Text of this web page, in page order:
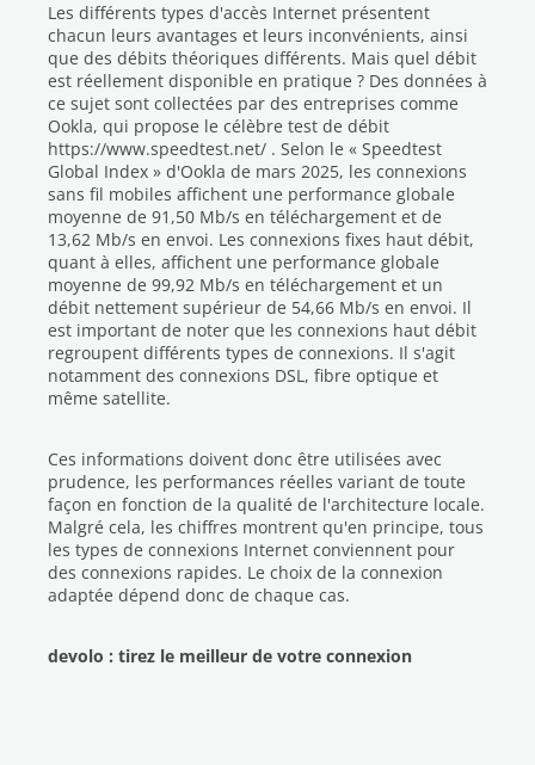
Les différents types d'accès Internet présentent
chacun leurs avantages et leurs inconvénients, ainsi
que des débits théoriques différents. Mais quel débit
est réellement disponible en pratique ? Des données à
ce sujet sont collectées par des entreprises comme
Ookla, qui propose le célèbre test de débit
https://www.speedtest.net/ . Selon le « Speedtest
Global Index » d'Ookla de mars 2025, les connexions
sans fil mobiles affichent une performance globale
moyenne de 91,50 Mb/s en téléchargement et de
13,62 Mb/s en envoi. Les connexions fixes haut débit,
quant à elles, affichent une performance globale
moyenne de 99,92 Mb/s en téléchargement et un
débit nettement supérieur de 54,66 Mb/s en envoi. Il
est important de noter que les connexions haut débit
regroupent différents types de connexions. Il s'agit
notamment des connexions DSL, fibre optique et
même satellite.
Ces informations doivent donc être utilisées avec
prudence, les performances réelles variant de toute
façon en fonction de la qualité de l'architecture locale.
Malgré cela, les chiffres montrent qu'en principe, tous
les types de connexions Internet conviennent pour
des connexions rapides. Le choix de la connexion
adaptée dépend donc de chaque cas.
devolo : tirez le meilleur de votre connexion